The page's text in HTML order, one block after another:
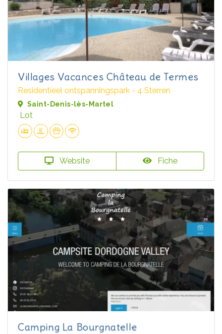
Villages Vacances Château de Termes
Residentieel ontspanningspark - 4 Sterren
Saint-Denis-lès-Martel
Lot
Website Fiche
Camping La Bourgnatelle